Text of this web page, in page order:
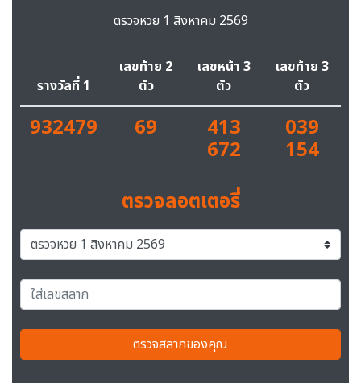
ตรวจหวย 1 สิงหาคม 2569
รางวัลที่ 1
เลขท้าย 2
ตัว
เลขหน้า 3
ตัว
เลขท้าย 3
ตัว
932479 69 413
672
039
154
ตรวจลอตเตอรี่
ตรวจสลากของคุณ